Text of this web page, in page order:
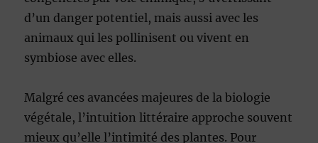
d’un danger potentiel, mais aussi avec les
animaux qui les pollinisent ou vivent en
symbiose avec elles.
Malgré ces avancées majeures de la biologie
végétale, l’intuition littéraire approche souvent
mieux qu’elle l’intimité des plantes. Pour